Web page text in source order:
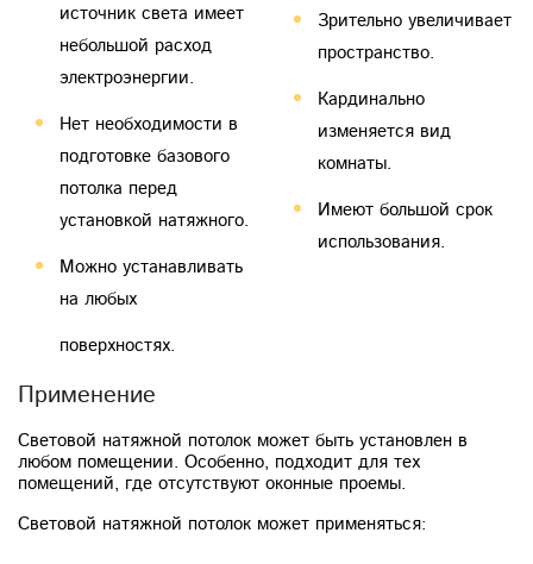
источник света имеет
небольшой расход
электроэнергии.
Нет необходимости в
подготовке базового
потолка перед
установкой натяжного.
Можно устанавливать
на любых
Зрительно увеличивает
пространство.
Кардинально
изменяется вид
комнаты.
Имеют большой срок
использования.
Применение
Световой натяжной потолок может быть установлен в
любом помещении. Особенно, подходит для тех
помещений, где отсутствуют оконные проемы.
Световой натяжной потолок может применяться: